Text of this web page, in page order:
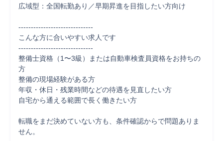
広域型：全国転勤あり／早期昇進を目指したい方向け
------------------------------
こんな方に合いやすい求人です
------------------------------
整備士資格（1〜3級）または自動車検査員資格をお持ちの
方
整備の現場経験がある方
年収・休日・残業時間などの待遇を見直したい方
自宅から通える範囲で長く働きたい方
転職をまだ決めていない方も、条件確認からで問題ありま
せん。